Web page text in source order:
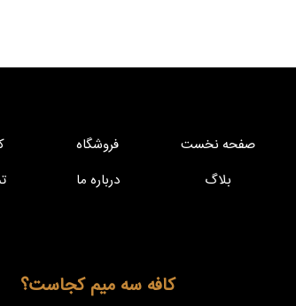
صفحه نخست فروشگاه
بلاگ
درباره ما
کافه سه میم کجاست؟